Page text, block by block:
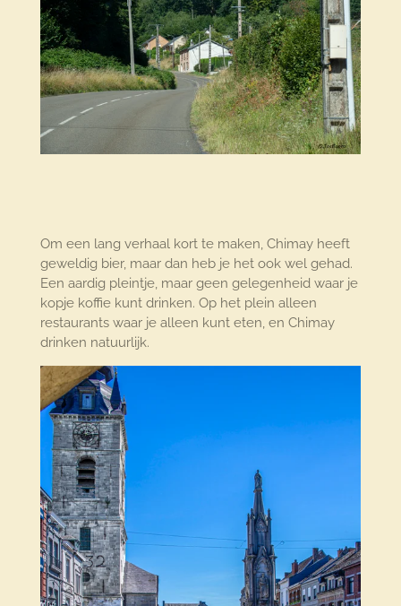
Om een lang verhaal kort te maken, Chimay heeft
geweldig bier, maar dan heb je het ook wel gehad.
Een aardig pleintje, maar geen gelegenheid waar je
kopje koffie kunt drinken. Op het plein alleen
restaurants waar je alleen kunt eten, en Chimay
drinken natuurlijk.